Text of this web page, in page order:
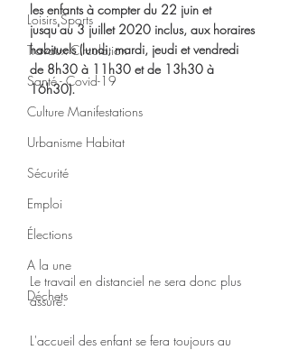
Loisirs Sports
Travaux Circulation
Santé - Covid-19
Culture Manifestations
Urbanisme Habitat
Sécurité
Emploi
Élections
A la une
Déchets
les enfants à compter du 22 juin et
jusqu'au 3 juillet 2020 inclus, aux horaires
habituels (lundi, mardi, jeudi et vendredi
de 8h30 à 11h30 et de 13h30 à
16h30).
Le travail en distanciel ne sera donc plus
assuré.
L'accueil des enfant se fera toujours au